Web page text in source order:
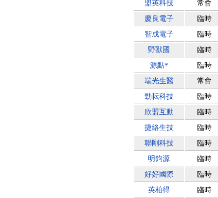
盟英科技
常會
慶良電子
臨時
智成電子
臨時
野獸國
臨時
源點*
臨時
瑞光生醫
常會
勁耘科技
臨時
欣盟互動
臨時
捷絡生技
臨時
聯剛科技
臨時
明鈞源
臨時
好好國際
臨時
英柏得
臨時